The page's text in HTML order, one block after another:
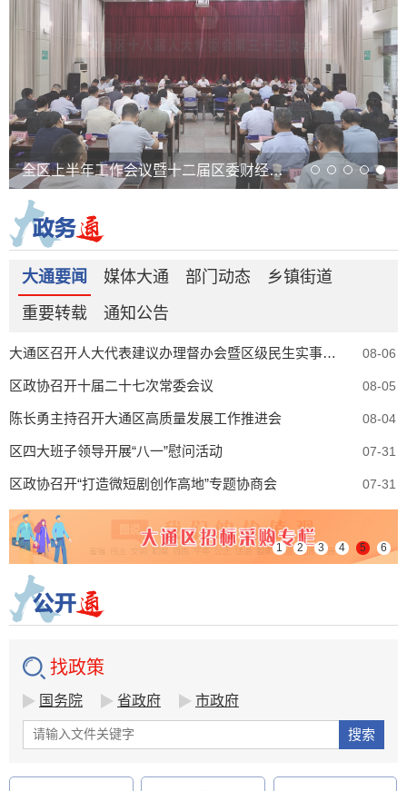
全区上半年工作会议暨十二届区委财经委员会第一次会议召开
大通要闻 媒体大通 部门动态
乡镇街道
重要转载
通知公告
大通区召开人大代表建议办理督办会暨区级民生实事人大代表票决项目推进会 08-06
区政协召开十届二十七次常委会议 08-05
陈长勇主持召开大通区高质量发展工作推进会 08-04
区四大班子领导开展“八一”慰问活动 07-31
区政协召开“打造微短剧创作高地”专题协商会 07-31
1 2 3 4 5 6
找政策
国务院 省政府 市政府